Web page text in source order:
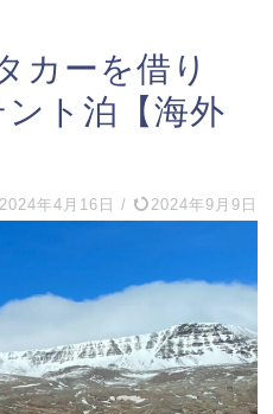
カーを借り
ト泊【海外
2024年4月16日 / 2024年9月9日